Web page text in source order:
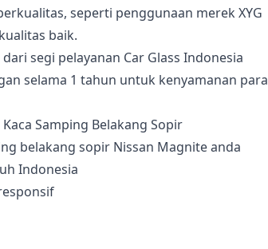
seperti penggunaan merek XYG
baik.
segi pelayanan Car Glass Indonesia
selama 1 tahun untuk kenyamanan para
belakang sopir Nissan Magnite anda
Indonesia